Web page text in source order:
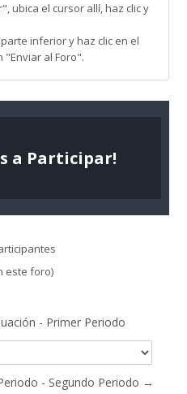
ubica el cursor allí, haz clic y
inferior y haz clic en el
"Enviar al Foro".
a Participar!
este foro)
- Primer Periodo
- Segundo Periodo →